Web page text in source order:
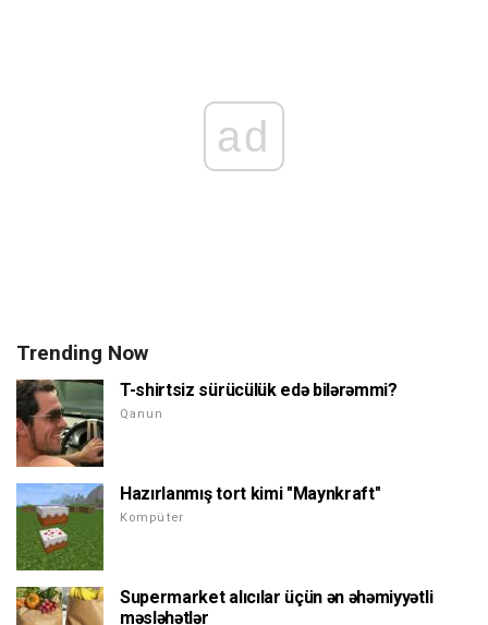
ad
Trending Now
T-shirtsiz sürücülük edə bilərəmmi?
Qanun
Hazırlanmış tort kimi "Maynkraft"
Kompüter
Supermarket alıcılar üçün ən əhəmiyyətli
məsləhətlər